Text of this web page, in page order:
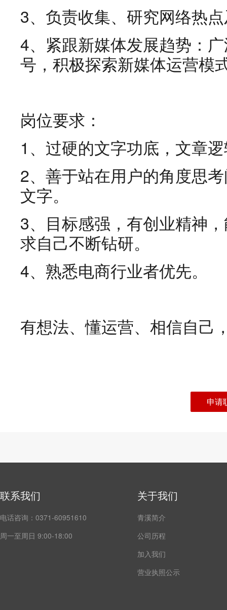
3、负责收集、研究网络热
4、紧跟新媒体发展趋势：
号，积极探索新媒体运营模
岗位要求：
1、过硬的文字功底，文章
2、善于站在用户的角度思
文字。
3、目标感强，有创业精神
求自己不断钻研。
4、熟悉电商行业者优先。
有想法、懂运营、相信自己
申请
联系我们
电话咨询：0371-60951610
周一至周日 9:00-18:00
关于我们
青溪简介
公司历程
加入我们
营业执照公示